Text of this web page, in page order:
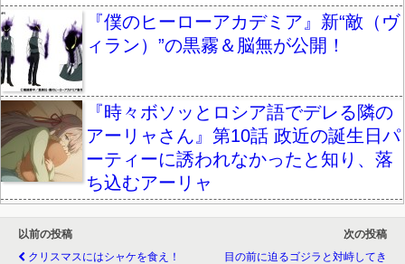
『僕のヒーローアカデミア』新“敵（ヴ
ィラン）”の黒霧＆脳無が公開！
『時々ボソッとロシア語でデレる隣の
アーリャさん』第10話 政近の誕生日パ
ーティーに誘われなかったと知り、落
ち込むアーリャ
以前の投稿
クリスマスにはシャケを食え！
次の投稿
目の前に迫るゴジラと対峙してき